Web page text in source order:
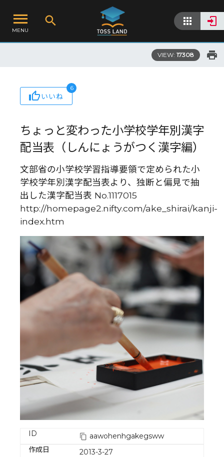
MENU
VIEW: 17308
いいね
6
ちょっと変わった小学校学年別漢字
配当表（しんにょうがつく漢字編）
文部省の小学校学習指導要領で定められた小
学校学年別漢字配当表より、独断と偏見で抽
出した漢字配当表 No.1117015
http://homepage2.nifty.com/ake_shirai/kanji-
index.htm
ID
aawohenhgakegsww
作成日
2013-3-27